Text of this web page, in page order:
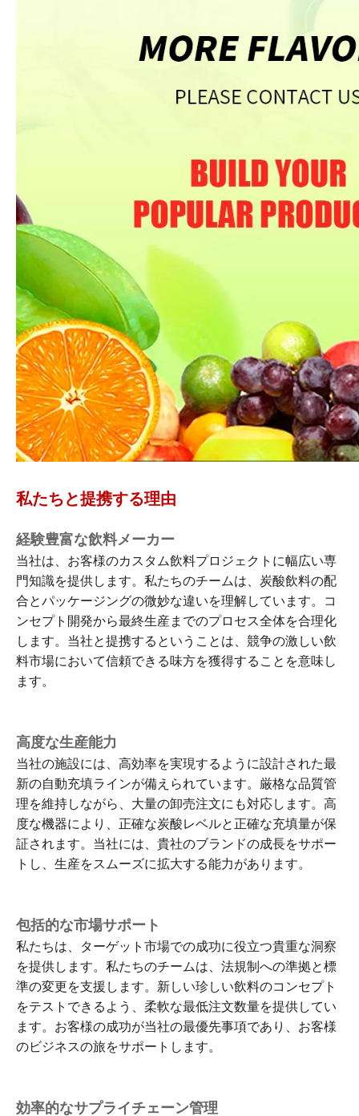
私たちと提携する理由
経験豊富な飲料メーカー
当社は、お客様のカスタム飲料プロジェクトに幅広い専
門知識を提供します。私たちのチームは、炭酸飲料の配
合とパッケージングの微妙な違いを理解しています。コ
ンセプト開発から最終生産までのプロセス全体を合理化
します。当社と提携するということは、競争の激しい飲
料市場において信頼できる味方を獲得することを意味し
ます。
高度な生産能力
当社の施設には、高効率を実現するように設計された最
新の自動充填ラインが備えられています。厳格な品質管
理を維持しながら、大量の卸売注文にも対応します。高
度な機器により、正確な炭酸レベルと正確な充填量が保
証されます。当社には、貴社のブランドの成長をサポー
トし、生​​産をスムーズに拡大する能力があります。
包括的な市場サポート
私たちは、ターゲット市場での成功に役立つ貴重な洞察
を提供します。私たちのチームは、法規制への準拠と標
準の変更を支援します。新しい珍しい飲料のコンセプト
をテストできるよう、柔軟な最低注文数量を提供してい
ます。お客様の成功が当社の最優先事項であり、お客様
のビジネスの旅をサポートします。
効率的なサプライチェーン管理